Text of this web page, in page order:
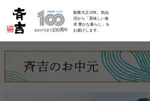
創業大正10年。気仙
沼から「美味しい食
卓 豊かな暮らし」を
お届けします。